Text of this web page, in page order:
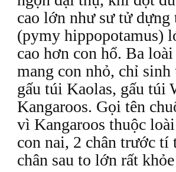
cao lớn như sư tử dựng
(pymy hippopotamus)
cao hơn con hổ. Ba
mang con nhỏ, chỉ
gấu túi Kaolas, gấu túi
Kangaroos. Gọi tên
vì Kangaroos thuộc
con nai, 2 chân trước tí
chân sau to lớn rất